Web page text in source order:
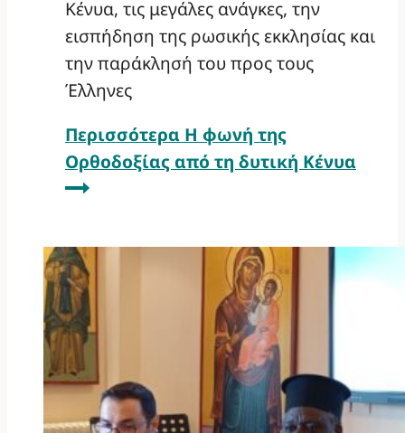
Κένυα, τις μεγάλες ανάγκες, την
εισπήδηση της ρωσικής εκκλησίας και
την παράκλησή του προς τους
Έλληνες
Περισσότερα Η φωνή της
Ορθοδοξίας από τη δυτική Κένυα